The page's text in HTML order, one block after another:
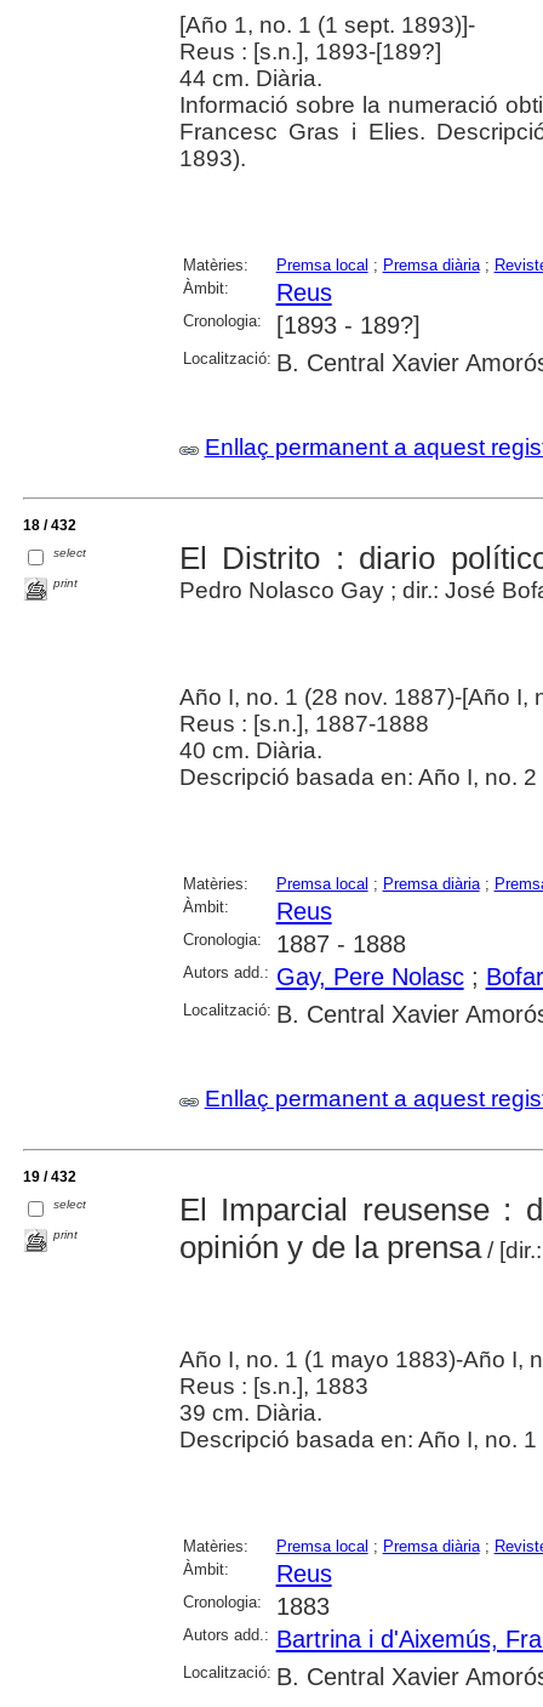
[Año 1, no. 1 (1 sept. 1893)]-
Reus : [s.n.], 1893-[189?]
44 cm. Diària.
Informació sobre la numeració
Francesc Gras i Elies.
1893).
Matèries: Premsa local ; Premsa diària;
Àmbit:
Reus
Cronologia: [1893 - 189?]
Localització: B. Central Xavier
Enllaç permanent a aquest
18 / 432
select
print
El Distrito : diario
Pedro Nolasco Gay ; dir.: José
Año I, no. 1 (28 nov. 1887)-[Año I,
Reus : [s.n.], 1887-1888
40 cm. Diària.
Descripció basada en: Año I, no.
Matèries: Premsa local ; Premsa diària;
Àmbit:
Reus
Cronologia: 1887 - 1888
Autors add.: Gay, Pere Nolasc;
Localització: B. Central Xavier
Enllaç permanent a aquest
19 / 432
select
print
El Imparcial reusense :
opinión y de la prensa/
Año I, no. 1 (1 mayo 1883)-Año I,
Reus : [s.n.], 1883
39 cm. Diària.
Descripció basada en: Año I, no.
Matèries: Premsa local ; Premsa diària;
Àmbit:
Reus
Cronologia: 1883
Autors add.: Bartrina i d'Aixemús,
Localització: B. Central Xavier